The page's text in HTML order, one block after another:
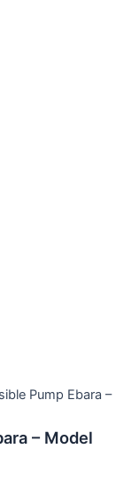
Pump Ebara –
– Model